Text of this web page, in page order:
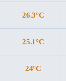
26.3°C
25.1°C
24°C